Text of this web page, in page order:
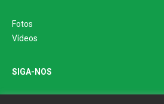
Fotos
Vídeos
SIGA-NOS